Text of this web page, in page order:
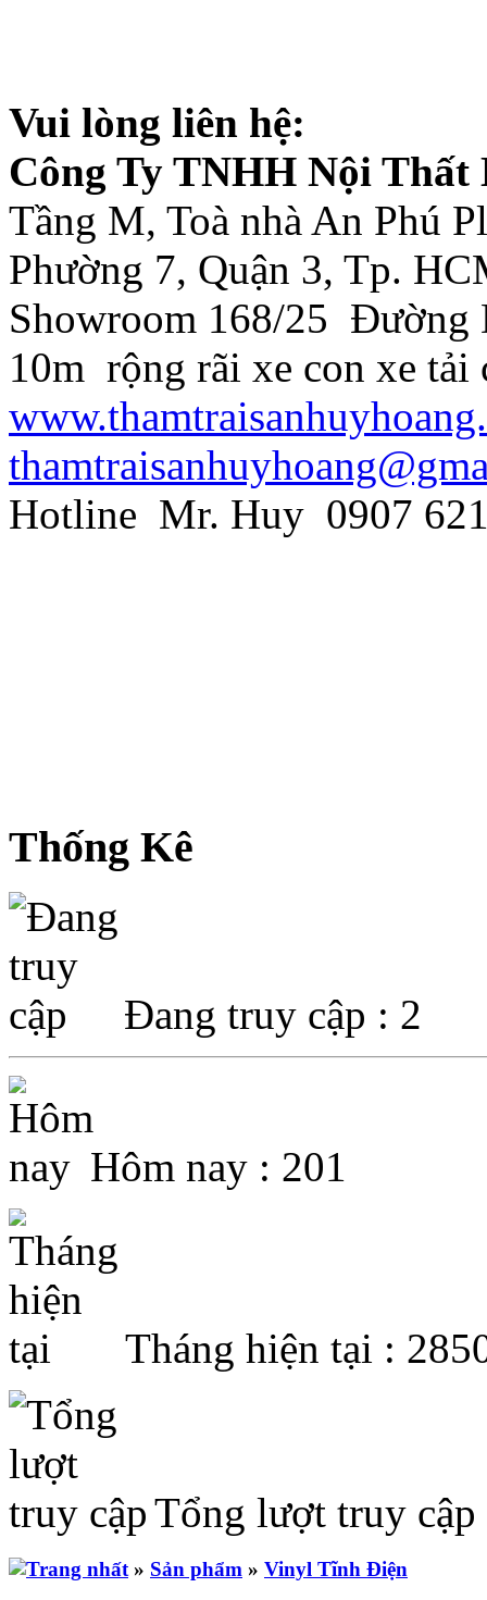
Vui lòng liên hệ:
Công Ty TNHH Nội Thất
Tầng M, Toà nhà An Phú
Phường 7, Quận 3, Tp.
Showroom 168/25 Đường
10m rộng rãi xe con xe tải
Hotline Mr. Huy 0907
Thống Kê
Đang truy cập : 2
Hôm nay : 201
Tháng hiện tại :
Tổng lượt truy
» Sản phẩm » Vinyl Tĩnh Điện